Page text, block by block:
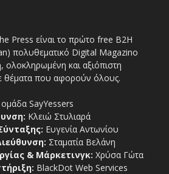
Press είναι το πρώτο free Β2Η
πολυθεματικό Digital Magazino
ολοκληρωμένη και αξιόπιστη
θέματα που αφορούν όλους.
SayYessers
Κλειώ Στυλιαρά
Ευγενία Αντωνίου
Σταματία Βελάνη
& Μάρκετινγκ: Χρύσα Γώτα
BlackDot Web Services